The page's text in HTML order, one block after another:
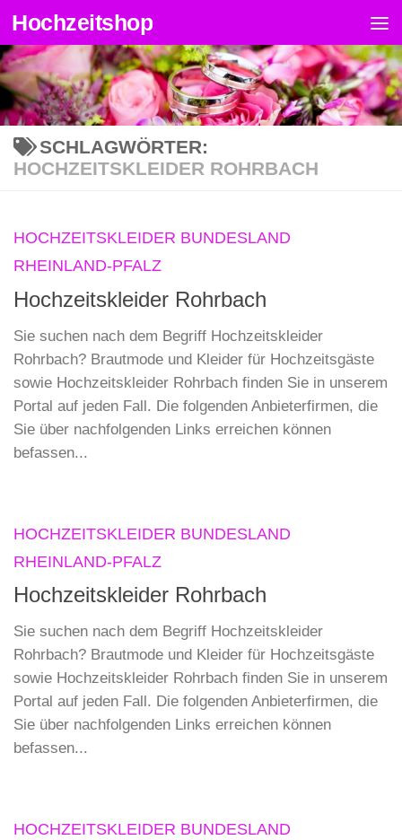
Zum Inhalt springen
Hochzeitshop
SCHLAGWÖRTER:
HOCHZEITSKLEIDER ROHRBACH
HOCHZEITSKLEIDER BUNDESLAND
RHEINLAND-PFALZ
Hochzeitskleider Rohrbach
Sie suchen nach dem Begriff Hochzeitskleider
Rohrbach? Brautmode und Kleider für Hochzeitsgäste
sowie Hochzeitskleider Rohrbach finden Sie in unserem
Portal auf jeden Fall. Die folgenden Anbieterfirmen, die
Sie über nachfolgenden Links erreichen können
befassen...
HOCHZEITSKLEIDER BUNDESLAND
RHEINLAND-PFALZ
Hochzeitskleider Rohrbach
Sie suchen nach dem Begriff Hochzeitskleider
Rohrbach? Brautmode und Kleider für Hochzeitsgäste
sowie Hochzeitskleider Rohrbach finden Sie in unserem
Portal auf jeden Fall. Die folgenden Anbieterfirmen, die
Sie über nachfolgenden Links erreichen können
befassen...
HOCHZEITSKLEIDER BUNDESLAND